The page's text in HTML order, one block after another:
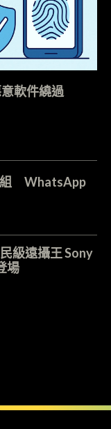
軟件繞過
組 WhatsApp
級遠攝王 Sony
場